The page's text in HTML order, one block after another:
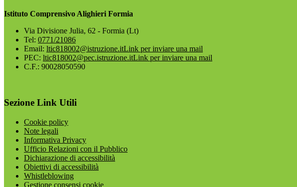
Istituto Comprensivo Alighieri Formia
Via Divisione Julia, 62 - Formia (Lt)
Tel: 0771/21086
Email: ltic818002@istruzione.itLink per inviare una mail
PEC: ltic818002@pec.istruzione.itLink per inviare una mail
C.F.: 90028050590
Sezione Link Utili
Cookie policy
Note legali
Informativa Privacy
Ufficio Relazioni con il Pubblico
Dichiarazione di accessibilità
Obiettivi di accessibilità
Whistleblowing
Gestione consensi cookie